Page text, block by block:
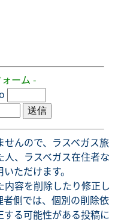
ーム -
んので、ラスベガス旅
、ラスベガス在住者な
ただけます。
内容を削除したり修正し
側では、個別の削除依
る可能性がある投稿に